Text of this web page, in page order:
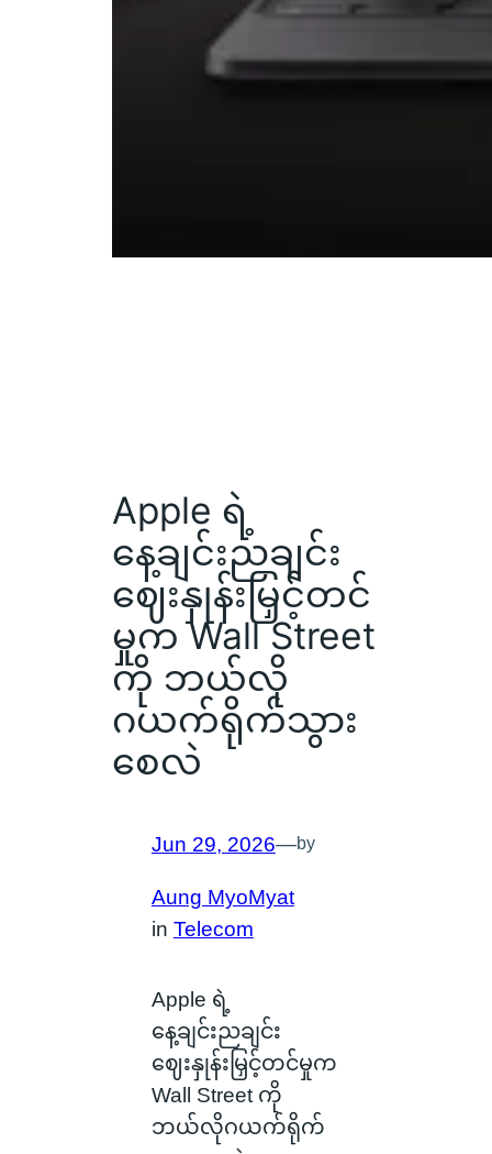
Apple ရဲ့
နေ့ချင်းညချင်း
ဈေးနှုန်းမြှင့်တင်
မှုက Wall Street
ကို ဘယ်လို
ဂယက်ရိုက်သွား
စေလဲ
Jun 29, 2026—by
Aung MyoMyat
in Telecom
Apple ရဲ့
နေ့ချင်းညချင်း
ဈေးနှုန်းမြှင့်တင်မှုက
Wall Street ကို
ဘယ်လိုဂယက်ရိုက်